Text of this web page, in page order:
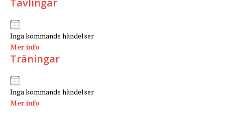
Tävlingar
Inga kommande händelser
Mer info
Träningar
Inga kommande händelser
Mer info